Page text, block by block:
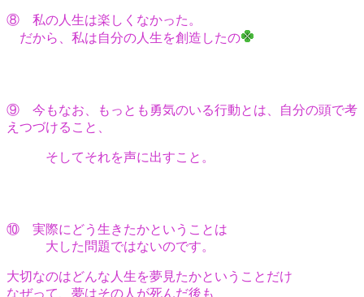
⑧ 私の人生は楽しくなかった。
だから、私は自分の人生を創造したの
⑨ 今もなお、もっとも勇気のいる行動とは、自分の頭で考
えつづけること、
そしてそれを声に出すこと。
⑩ 実際にどう生きたかということは
大した問題ではないのです。
大切なのはどんな人生を夢見たかということだけ
なぜって、夢はその人が死んだ後も